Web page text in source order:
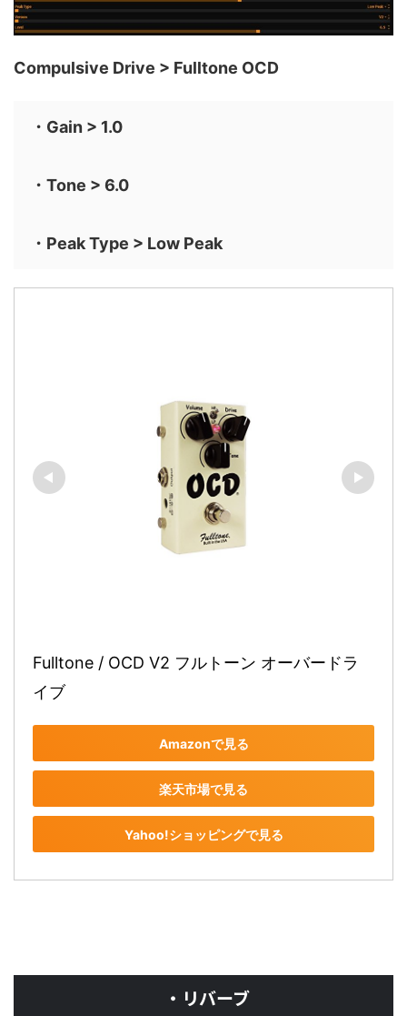
Compulsive Drive > Fulltone OCD
・Gain > 1.0
・Tone > 6.0
・Peak Type > Low Peak
Fulltone / OCD V2 フルトーン オーバードラ
イブ
Amazonで見る
楽天市場で見る
Yahoo!ショッピングで見る
・リバーブ